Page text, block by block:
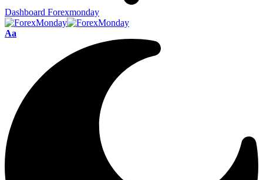
Dashboard Forexmonday
Aa